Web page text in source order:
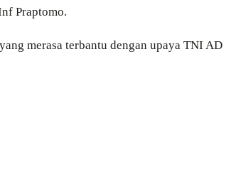
Praptomo.
merasa terbantu dengan upaya TNI AD